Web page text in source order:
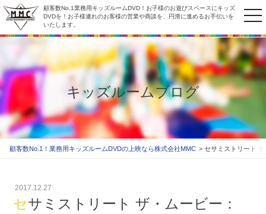
顧客数No.1業務用キッズルームDVD！お子様のお遊びスペースにキッズ
DVDを！お子様連れのお客様の営業や商談を、円滑に進めるお手伝いを
いたします。
キッズルームブログ
顧客数No.1！業務用キッズルームDVDの上映なら株式会社MMC セサミストリート
2017.12.27
セサミストリート ザ・ムービー：